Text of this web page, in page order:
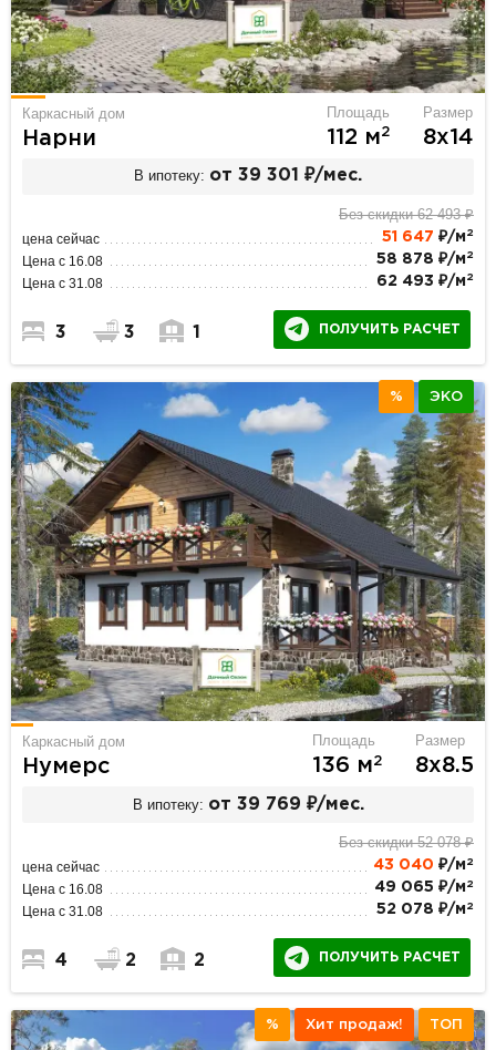
Каркасный дом
Нарни
Площадь
112 м2
Размер
8х14
В ипотеку: от 39 301 ₽/мес.
Без скидки 62 493 ₽
цена сейчас 51 647 ₽/м 2
Цена с 16.08 58 878 ₽/м 2
Цена с 31.08 62 493 ₽/м 2
3 3 1 ПОЛУЧИТЬ РАСЧЕТ
% ЭКО
Каркасный дом
Нумерс
Площадь
136 м2
Размер
8х8.5
В ипотеку: от 39 769 ₽/мес.
Без скидки 52 078 ₽
цена сейчас 43 040 ₽/м 2
Цена с 16.08 49 065 ₽/м 2
Цена с 31.08 52 078 ₽/м 2
4 2 2 ПОЛУЧИТЬ РАСЧЕТ
% Хит продаж! ТОП